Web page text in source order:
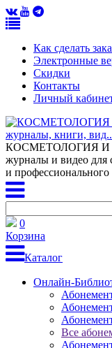
Как сделать
Электронные
Скидки
Контакты
Личный
КОСМЕТОЛОГИЯ
журналы и видео для
и профессионального
0
Корзина
Каталог
Онлайн-
Все